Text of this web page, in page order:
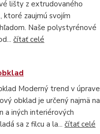
lišty z extrudovaného
ktoré zaujmú svojím
Naše polystyrénové
čítať celé
Moderný trend v úprave
obklad je určený najmä na
a iných interiérových
sa z filcu a la... čítať celé